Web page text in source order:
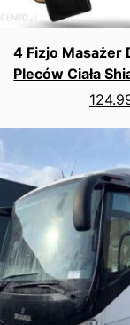
4 Fizjo Masażer
Pleców Ciała